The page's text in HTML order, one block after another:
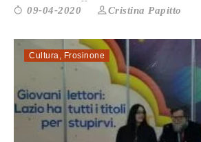
09-04-2020 Cristina Papitto
Cultura, Frosinone